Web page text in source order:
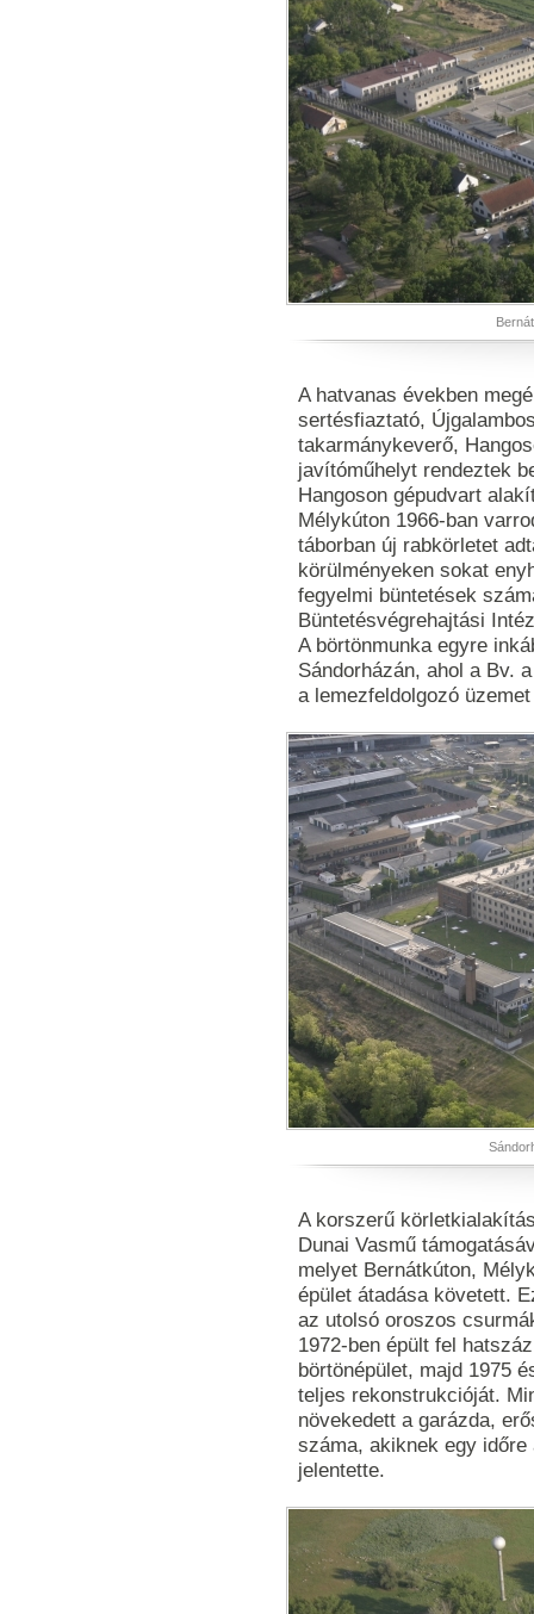
A hatvanas években
sertésfiaztató,
takarmánykeverő,
javítóműhelyt rendeztek
Hangoson gépudvart
Mélykúton 1966-ban
táborban új rabkörletet
körülményeken sokat
fegyelmi büntetések
Büntetésvégrehajtási
A börtönmunka egyre
Sándorházán, ahol a Bv.
a lemezfeldolgozó
A korszerű
Dunai Vasmű
melyet Bernátkúton,
épület átadása követett.
az utolsó oroszos
1972-ben épült fel
börtönépület, majd 1975
teljes rekonstrukcióját.
növekedett a garázda,
száma, akiknek egy időre
jelentette.